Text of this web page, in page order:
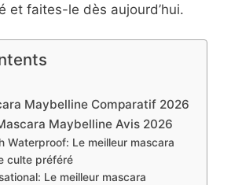
et faites-le dès aujourd’hui.
Maybelline Comparatif ​2026
Maybelline Avis 2026
Waterproof: Le meilleur mascara
culte préféré
Le meilleur mascara